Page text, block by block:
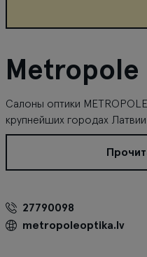
Metropole
Салоны оптики
крупнейших городах
27790098
metropoleoptika.lv